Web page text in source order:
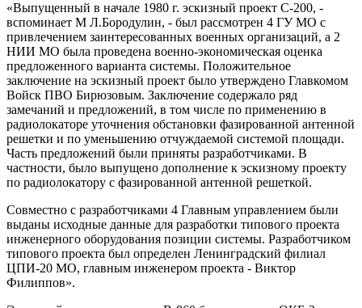
«Выпущенный в начале 1980 г. эскизный проект С-200, -
вспоминает М Л.Бородулин, - был рассмотрен 4 ГУ МО с
привлечением заинтересованных военных организаций, а 2
НИИ МО была проведена военно-экономическая оценка
предложенного варианта системы. Положительное
заключение на эскизный проект было утверждено Главкомом
Войск ПВО Бирюзовым. Заключение содержало ряд
замечаний и предложений, в том числе по применению в
радиолокаторе уточнения обстановки фазированной антенной
решетки и по уменьшению отчуждаемой системой площади.
Часть предложений были приняты разработчиками. В
частности, было выпущено дополнение к эскизному проекту
по радиолокатору с фазированной антенной решеткой.
Совместно с разработчиками 4 Главным управлением были
выданы исходные данные для разработки типового проекта
инженерного оборудования позиции системы. Разработчиком
типового проекта был определен Ленинградский филиал
ЦПИ-20 МО, главным инженером проекта - Виктор
Филиппов».